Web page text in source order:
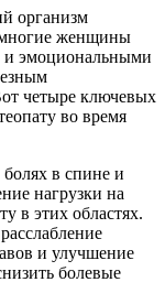
организм
многие женщины
и эмоциональными
четыре ключевых
во время
в спине и
нагрузки на
в этих областях.
и улучшение
болевые